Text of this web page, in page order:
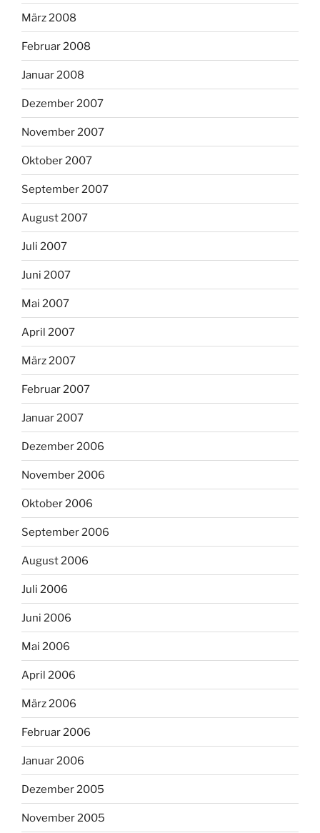
März 2008
Februar 2008
Januar 2008
Dezember 2007
November 2007
Oktober 2007
September 2007
August 2007
Juli 2007
Juni 2007
Mai 2007
April 2007
März 2007
Februar 2007
Januar 2007
Dezember 2006
November 2006
Oktober 2006
September 2006
August 2006
Juli 2006
Juni 2006
Mai 2006
April 2006
März 2006
Februar 2006
Januar 2006
Dezember 2005
November 2005